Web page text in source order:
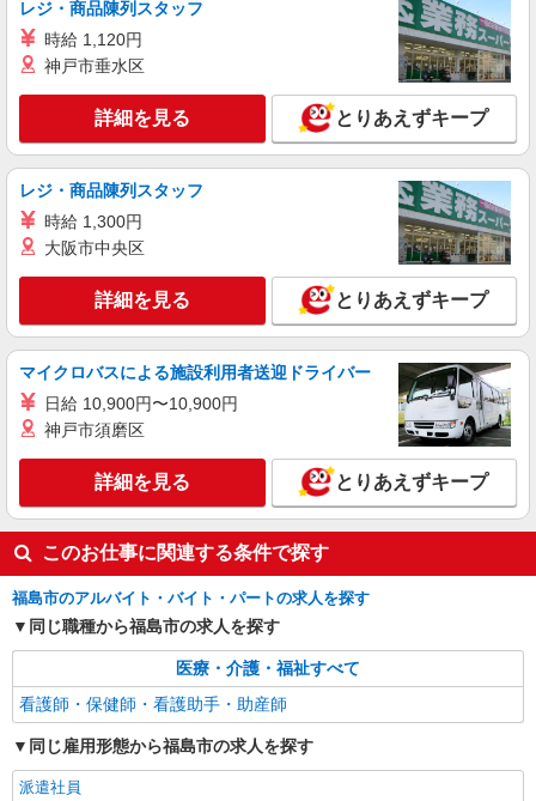
レジ・商品陳列スタッフ
時給 1,120円
神戸市垂水区
詳細を見る とりあえずキープ
レジ・商品陳列スタッフ
時給 1,300円
大阪市中央区
詳細を見る とりあえずキープ
マイクロバスによる施設利用者送迎ドライバー
日給 10,900円〜10,900円
神戸市須磨区
詳細を見る とりあえずキープ
このお仕事に関連する条件で探す
福島市のアルバイト・バイト・パートの求人を探す
同じ職種から福島市の求人を探す
医療・介護・福祉すべて
看護師・保健師・看護助手・助産師
同じ雇用形態から福島市の求人を探す
派遣社員